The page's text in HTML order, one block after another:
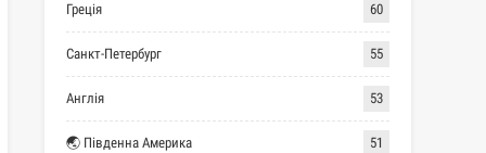
Греція 60
Санкт-Петербург 55
Англія 53
🌏 Південна Америка 51